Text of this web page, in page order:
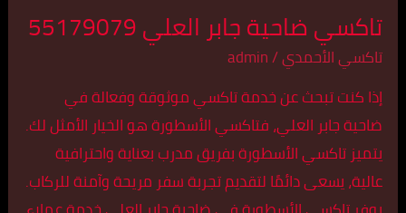
تاكسي ضاحية جابر العلي 55179079
تاكسي الأحمدي/
admin
إذا كنت تبحث عن خدمة تاكسي موثوقة وفعالة في
ضاحية جابر العلي، فتاكسي الأسطورة هو الخيار الأمثل لك.
يتميز تاكسي الأسطورة بفريق مدرب بعناية واحترافية
عالية، يسعى دائمًا لتقديم تجربة سفر مريحة وآمنة للركاب.